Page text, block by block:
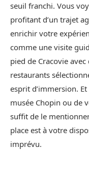
seuil franchi. Vous
profitant d’un trajet
enrichir votre
comme une visite
pied de Cracovie
restaurants
esprit d’immersion.
musée Chopin ou de
suffit de le
place est à votre
imprévu.